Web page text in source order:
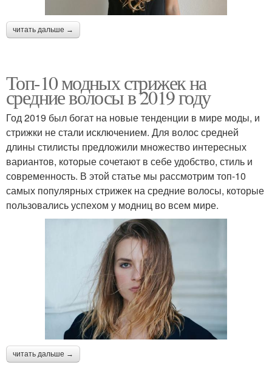
читать дальше →
Топ-10 модных стрижек на
средние волосы в 2019 году
Год 2019 был богат на новые тенденции в мире моды, и
стрижки не стали исключением. Для волос средней
длины стилисты предложили множество интересных
вариантов, которые сочетают в себе удобство, стиль и
современность. В этой статье мы рассмотрим топ-10
самых популярных стрижек на средние волосы, которые
пользовались успехом у модниц во всем мире.
читать дальше →